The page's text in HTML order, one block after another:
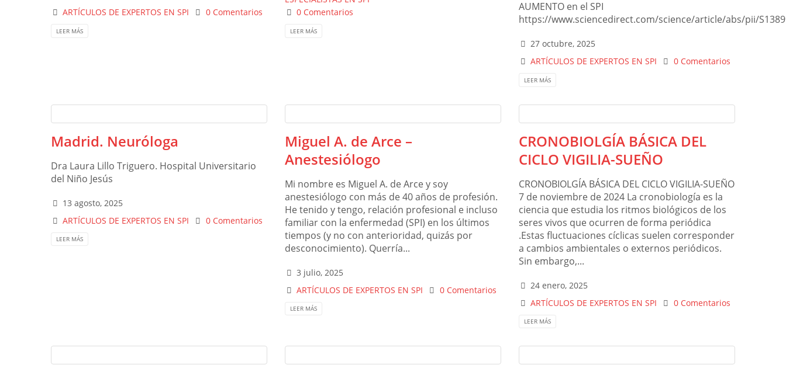
ARTÍCULOS DE EXPERTOS EN SPI
0 Comentarios
LEER MÁS
0 Comentarios
LEER MÁS
AUMENTO en el SPI
https://www.sciencedirect.com/science/article/abs/pii/
27 octubre, 2025
ARTÍCULOS DE EXPERTOS EN SPI
0 Comentarios
LEER MÁS
Madrid. Neuróloga
Dra Laura Lillo Triguero. Hospital Universitario
del Niño Jesús
13 agosto, 2025
ARTÍCULOS DE EXPERTOS EN SPI
0 Comentarios
LEER MÁS
Miguel A. de Arce –
Anestesiólogo
Mi nombre es Miguel A. de Arce y soy
anestesiólogo con más de 40 años de profesión.
He tenido y tengo, relación profesional e incluso
familiar con la enfermedad (SPI) en los últimos
tiempos (y no con anterioridad, quizás por
desconocimiento). Querría...
3 julio, 2025
ARTÍCULOS DE EXPERTOS EN SPI
0 Comentarios
LEER MÁS
CRONOBIOLGÍA BÁSICA DEL
CICLO VIGILIA-SUEÑO
CRONOBIOLGÍA BÁSICA DEL CICLO VIGILIA-SUEÑO
7 de noviembre de 2024 La cronobiología es la
ciencia que estudia los ritmos biológicos de los
seres vivos que ocurren de forma periódica
.Estas fluctuaciones cíclicas suelen corresponder
a cambios ambientales o externos periódicos.
Sin embargo,...
24 enero, 2025
ARTÍCULOS DE EXPERTOS EN SPI
0 Comentarios
LEER MÁS